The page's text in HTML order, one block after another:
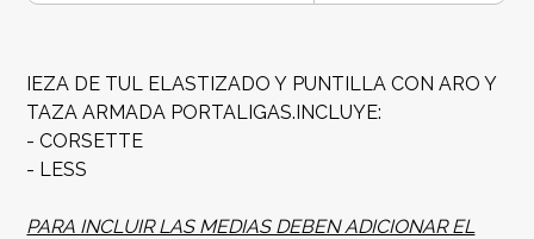
IEZA DE TUL ELASTIZADO Y PUNTILLA CON ARO Y
TAZA ARMADA PORTALIGAS.INCLUYE:
- CORSETTE
- LESS
PARA INCLUIR LAS MEDIAS DEBEN ADICIONAR EL